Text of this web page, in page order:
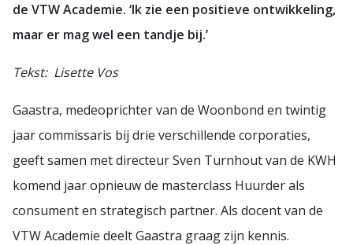
de VTW Academie. ‘Ik zie een positieve ontwikkeling,
maar er mag wel een tandje bij.’
Tekst: Lisette Vos
Gaastra, medeoprichter van de Woonbond en twintig
jaar commissaris bij drie verschillende corporaties,
geeft samen met directeur Sven Turnhout van de KWH
komend jaar opnieuw de masterclass Huurder als
consument en strategisch partner. Als docent van de
VTW Academie deelt Gaastra graag zijn kennis.